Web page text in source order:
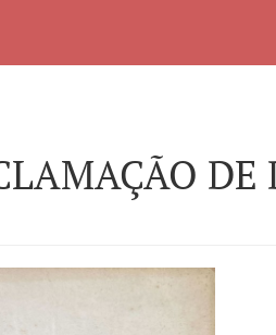
DE